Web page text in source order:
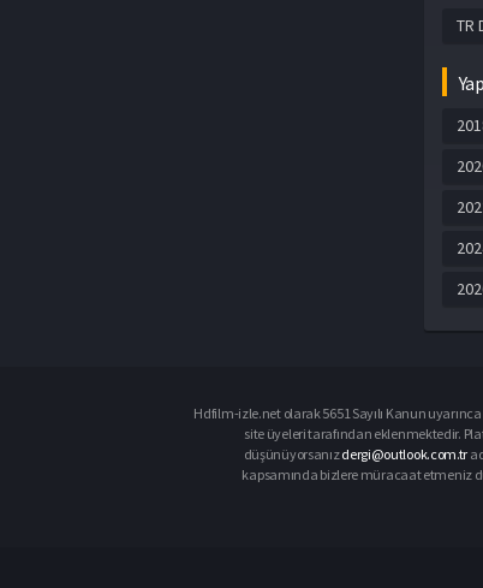
TR
Hdfilm-izle.net olarak 5651 Sayılı Kanun
site üyeleri tarafından eklenmektedir.
düşünüyorsanızdergi@outlook.com.tr
kapsamında bizlere müracaat etmeniz